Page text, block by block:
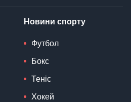
Новини спорту
Футбол
Бокс
Теніс
Хокей